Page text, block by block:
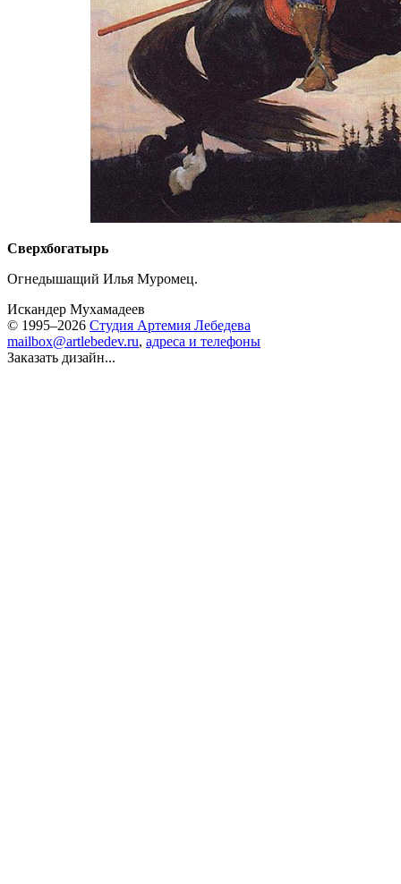
Сверхбогатырь
Огнедышащий Илья Муромец.
Искандер Мухамадеев
© 1995–2026 Студия Артемия Лебедева
mailbox@artlebedev.ru, адреса и телефоны
Заказать дизайн...